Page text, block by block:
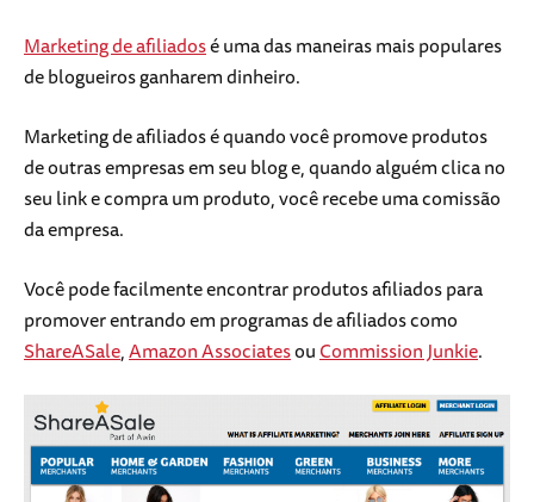
Marketing de afiliadosé uma das maneiras mais populares
de blogueiros ganharem dinheiro.
Marketing de afiliados é quando você promove produtos
de outras empresas em seu blog e, quando alguém clica no
seu link e compra um produto, você recebe uma comissão
da empresa.
Você pode facilmente encontrar produtos afiliados para
promover entrando em programas de afiliados como
ShareASale,Amazon AssociatesouCommission Junkie.